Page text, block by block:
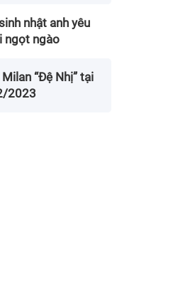
nhật anh yêu
ngọt ngào
“Đệ Nhị” tại
2023